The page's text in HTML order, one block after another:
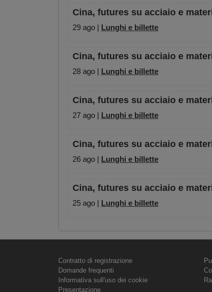
Cina, futures su acciaio e
29 ago | Lunghi e billette
Cina, futures su acciaio e
28 ago | Lunghi e billette
Cina, futures su acciaio e
27 ago | Lunghi e billette
Cina, futures su acciaio e
26 ago | Lunghi e billette
Cina, futures su acciaio e
25 ago | Lunghi e billette
Contratto di registrazione
Domande frequenti
Informativa sull'uso dei cookie
Presentazione